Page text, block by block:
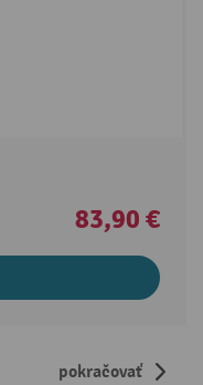
83,90 €
pokračovať